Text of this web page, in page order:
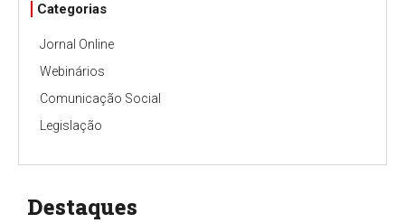
Categorias
Jornal Online
Webinários
Comunicação Social
Legislação
Destaques